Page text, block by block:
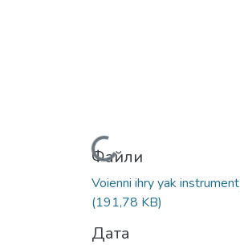
Вантажиться...
Файли
Voienni ihry yak
(191,78 KB)
Дата